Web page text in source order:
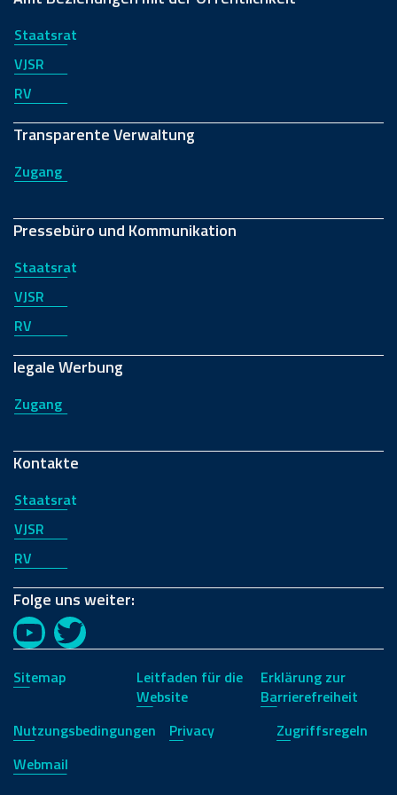
Staatsrat
VJSR
RV
Transparente Verwaltung
Zugang
Pressebüro und Kommunikation
Staatsrat
VJSR
RV
legale Werbung
Zugang
Kontakte
Staatsrat
VJSR
RV
Folge uns weiter:
YouTubeTwitter
Sitemap
Leitfaden für die
Website
Erklärung zur
Barrierefreiheit
Nutzungsbedingungen
Privacy
Zugriffsregeln
Webmail